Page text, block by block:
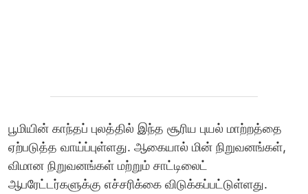
பூமியின் காந்தப் புலத்தில் இந்த சூரிய புயல் மாற்றத்தை
ஏற்படுத்த வாய்ப்புள்ளது. ஆகையால் மின் நிறுவனங்கள்,
விமான நிறுவனங்கள் மற்றும் சாட்டிலைட்
ஆபரேட்டர்களுக்கு எச்சரிக்கை விடுக்கப்பட்டுள்ளது.